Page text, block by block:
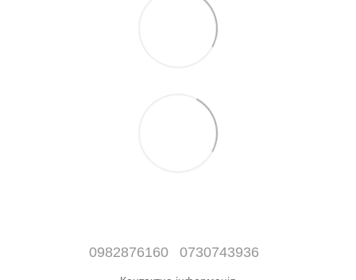
0982876160 0730743936